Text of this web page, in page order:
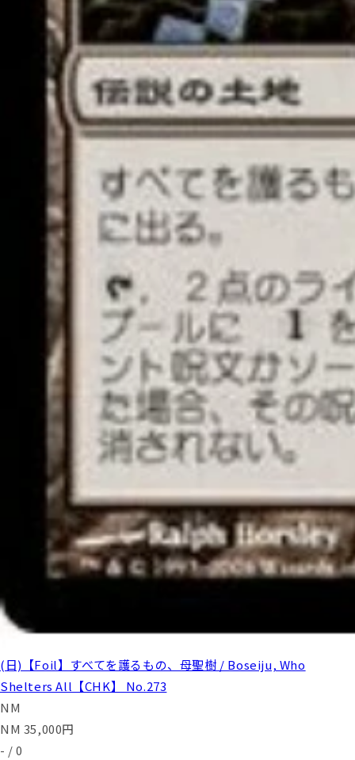
(日)【Foil】すべてを護るもの、母聖樹 / Boseiju, Who
Shelters All【CHK】 No.273
NM
NM 35,000円
- / 0